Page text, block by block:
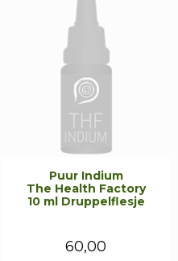
Puur Indium
The Health Factory
10 ml Druppelflesje
60,00